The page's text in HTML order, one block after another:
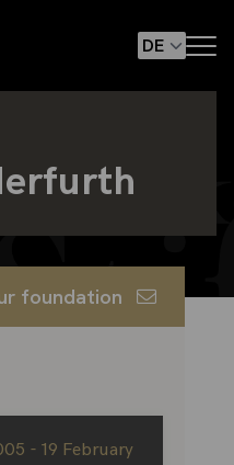
foundation
- 19 February